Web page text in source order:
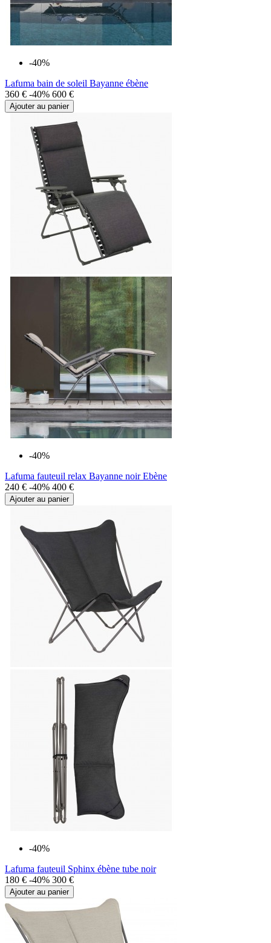
-40%
Lafuma bain de soleil Bayanne ébène
360 € -40% 600 €
Ajouter au panier
-40%
Lafuma fauteuil relax Bayanne noir Ebène
240 € -40% 400 €
Ajouter au panier
-40%
Lafuma fauteuil Sphinx ébène tube noir
180 € -40% 300 €
Ajouter au panier